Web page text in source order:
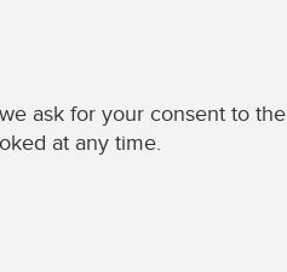
ask for your consent to the
at any time.